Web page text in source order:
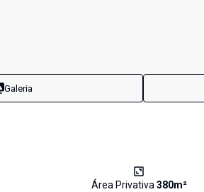
Galeria
Área Privativa380m²